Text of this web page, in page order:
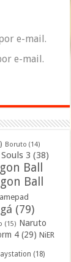
e-mail.
e-mail.
Boruto (14)
3 (38)
Ball
Ball
(79)
(15) Naruto
4 (29) NiER
(18)